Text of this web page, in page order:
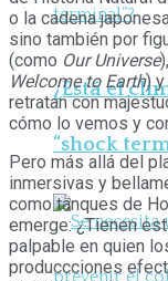
¿Está el
“shock
o la cadena
sino también por
(como Our Universe
Welcome to Earth)
retratan con
cómo lo vemos y
Pero más allá del
inmersivas y
como tanques de
emerge: ¿Tienen
palpable en quien
produccciones